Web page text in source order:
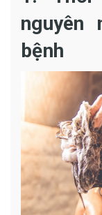
nguyên
bệnh